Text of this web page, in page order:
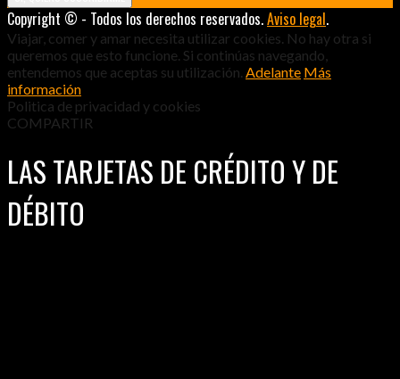
Copyright © - Todos los derechos reservados.Aviso legal.
Viajar, comer y amar necesita utilizar cookies. No hay otra si
queremos que esto funcione. Si continúas navegando,
entendemos que aceptas su utilización. Adelante Más
información
Politica de privacidad y cookies
COMPARTIR
LAS TARJETAS DE CRÉDITO Y DE
DÉBITO